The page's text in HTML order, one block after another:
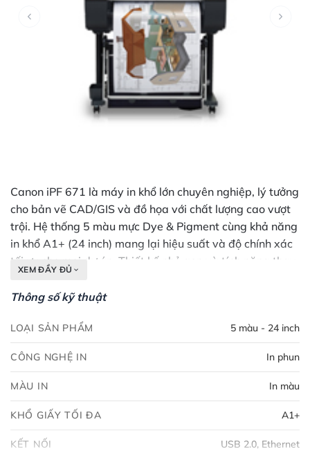
Canon iPF 671 là máy in khổ lớn chuyên nghiệp, lý tưởng
cho bản vẽ CAD/GIS và đồ họa với chất lượng cao vượt
trội. Hệ thống 5 màu mực Dye & Pigment cùng khả năng
in khổ A1+ (24 inch) mang lại hiệu suất và độ chính xác
tối ưu cho mọi dự án. Thiết kế nhỏ gọn và tính năng thay
việc.
XEM ĐẦY ĐỦ
Thông số kỹ thuật
LOẠI SẢN PHẨM 5 màu - 24 inch
CÔNG NGHỆ IN In phun
MÀU IN In màu
KHỔ GIẤY TỐI ĐA A1+
KẾT NỐI USB 2.0, Ethernet